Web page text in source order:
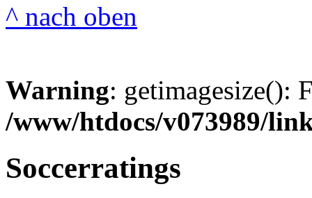
^ nach oben
Warning: getimagesize():
/www/htdocs/v073989/
Soccerratings